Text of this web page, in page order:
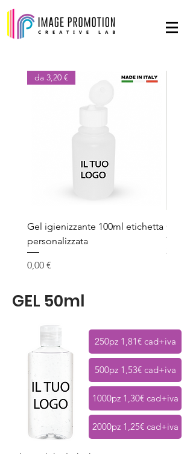
da 3,20 €
Gel igienizzante 100ml etichetta
personalizzata
Prezzo
0,00 €
Gel
2,80 €
GEL 50ml
250pz 1,81€ cad+iva
500pz 1,53€ cad+iva
1000pz 1,30€ cad+iva
2000pz 1,25€ cad+iva